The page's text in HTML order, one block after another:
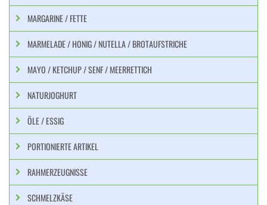
MARGARINE / FETTE
MARMELADE / HONIG / NUTELLA / BROTAUFSTRICHE
MAYO / KETCHUP / SENF / MEERRETTICH
NATURJOGHURT
ÖLE / ESSIG
PORTIONIERTE ARTIKEL
RAHMERZEUGNISSE
SCHMELZKÄSE